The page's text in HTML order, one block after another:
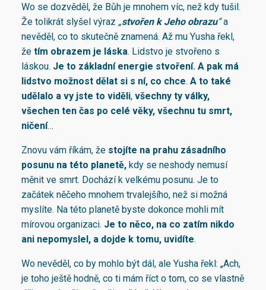
Wo se dozvěděl, že Bůh je mnohem víc, než kdy tušil.
Že tolikrát slyšel výraz „stvořen k Jeho obrazu“a
nevěděl, co to skutečně znamená. Až mu Yusha řekl,
že tím obrazem je láska. Lidstvo je stvořeno s
láskou. Je to základní energie stvoření. A pak má
lidstvo možnost dělat si s ní, co chce. A to také
udělalo a vy jste to viděli, všechny ty války,
všechen ten čas po celé věky, všechnu tu smrt,
ničení…
Znovu vám říkám, že stojíte na prahu zásadního
posunu na této planetě, kdy se neshody nemusí
měnit ve smrt. Dochází k velkému posunu. Je to
začátek něčeho mnohem trvalejšího, než si možná
myslíte. Na této planetě byste dokonce mohli mít
mírovou organizaci. Je to něco, na co zatím nikdo
ani nepomyslel, a dojde k tomu, uvidíte.
Wo nevěděl, co by mohlo být dál, ale Yusha řekl: „Ach,
je toho ještě hodně, co ti mám říct o tom, co se vlastně